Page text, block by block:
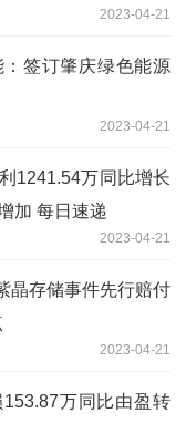
2023-04-21
签订肇庆绿色能源
2023-04-21
1241.54万同比增长
加 每日速递
2023-04-21
晶存储事件先行赔付
2023-04-21
万同比由盈转